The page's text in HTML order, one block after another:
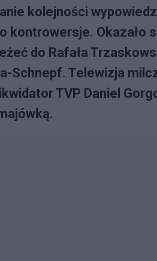
kolejności
kontrowersje. Okazało
do Rafała
Schnepf. Telewizja
TVP Daniel